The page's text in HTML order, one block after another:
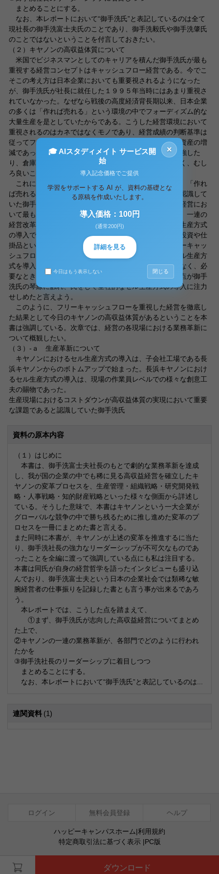
まとめることにする。
なお、本レポートにおいて“御手洗氏”と表記しているのは全て
現社長の御手洗富士夫氏のことであり、御手洗毅氏や御手洗肇氏
のことではないということを付言しておきたい。
（２）キヤノンの高収益体質について
米国でビジネスマンとしてのキャリアを積んだ御手洗氏が最も
重視する経営コンセプトはキャッシュフロー経営である。今でこ
そこの考え方は日本企業においても重要視されるようになった
が、御手洗氏が社長に就任した１９９５年当時にはあまり重視さ
れていなかった。なぜなら戦後の高度経済背長期以来、日本企業
の多くは「作れば売れる」という環境の中でフォーディズム的な
大量生産を是としていたからである。こうした経営環境において
重視されるのはカネではなくモノであり、経営成績の判断基準は
従ってフリーキャッシュフロー（現金収支）ではなく総資産の増
減であった。ゆえに銀行借り入れによって生産設備を増強した
り、倉庫に大量の商品を溜め込むことは何ら問題ではなく、むし
ろ良いことであった。「モノは富」だったからである。
これに対し、マクロな経済状況が低成長時代に突入し、「作れ
ば売れる」時代が終わりを告げつつあることをいち早く認識して
いた御手洗氏は、総資産ではなく現金の収支こそが企業経営にお
いて最も重視されるべき指標であるとの考え方を導入し、一連の
経営改革をスタートさせたわけである。その一例がセル生産方式
の導入である。ベルトコンベア式の生産方式では、設備投資や仕
掛品という非現金資産を多く溜め込むことになり、フリーキャッ
シュフローを悪化させる原因となる。これに対して、セル生産方
式を導入すれば過剰設備や大量の仕掛品を保有することなく、必
要なときに必要な分だけを生産することが出来るという点が御手
洗氏の琴線に触れ、氏をして全社的なセル生産方式の導入に注力
せしめたと言えよう。
このように、フリーキャッシュフローを重視した経営を徹底し
た結果として今日のキヤノンの高収益体質があるということを本
書は強調している。次章では、経営の各現場における業務革新に
ついて概観したい。
（３）-ａ 生産革新について
キヤノンにおけるセル生産方式の導入は、子会社工場である長
浜キヤノンからのボトムアップで始まった。長浜キヤノンにおけ
るセル生産方式の導入は、現場の作業員レベルでの様々な創意工
夫の賜物であった。
生産現場におけるコストダウンが高収益体質の実現において重要
な課題であると認識していた御手洗氏
資料の原本内容
（１）はじめに
本書は、御手洗富士夫社長のもとで劇的な業務革新を達成
し、我が国の企業の中でも稀に見る高収益経営を確立したキ
ヤノンの変革プロセスを、生産管理・組織戦略・研究開発戦
略・人事戦略・知的財産戦略といった様々な側面から詳述し
ている。そうした意味で、本書はキヤノンという一大企業が
グローバルな競争の中で勝ち残るために推し進めた変革のプ
ロセスを一冊にまとめた書と言える。
また同時に本書が、キヤノンが上述の変革を推進するに当た
り、御手洗社長の強力なリーダーシップが不可欠なものであ
ったことを全編に渡って強調している点にも私は注目する。
本書は同氏が自身の経営哲学を語ったインタビューも盛り込
んでおり、御手洗富士夫という日本の企業社会では類稀な敏
腕経営者の仕事振りを記録した書とも言う事が出来るであろ
う。
本レポートでは、こうした点を踏まえて、
①まず、御手洗氏が志向した高収益経営についてまとめ
た上で、
②キヤノンの一連の業務革新が、各部門でどのように行われ
たかを
③御手洗社長のリーダーシップに着目しつつ
まとめることにする。
なお、本レポートにおいて“御手洗氏”と表記しているのは...
連関資料 (1)
ダウンロード
ログイン 無料会員登録 ヘルプ
ハッピーキャンパスホーム|利用規約
特定商取引法に基づく表示|PC版
×
🎓 AIスタディメイト サービス開
始
導入記念価格でご提供
学習をサポートする AI が、資料の基礎とな
る原稿を作成いたします。
導入価格：100円
(通常200円)
詳細を見る
今日はもう表示しない 閉じる